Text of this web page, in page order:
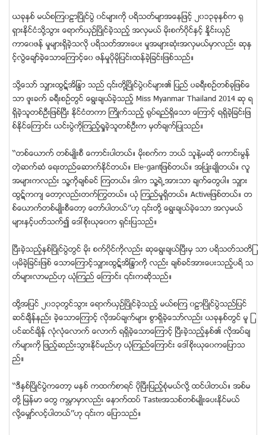
ယခုႏွစ္ မယ္စၾက၀ဠာၿပိဳင္ပြဲ ၀င္မ်ားကို ပရိသတ္မ်ာအေနျဖင့္ ၂၀၁၃ခုႏွစ္က ႐ု
ရွားႏုိင္ငံသုိ႔သြား ေရာက္ယွဥ္ၿပိဳင္ခဲ့သည့္ အလွမယ္ မုိးစက္၀ုိင္ႏွင့္ ႏႈိင္းယွဥ္
ကာေ၀ဖန္ မႈမ်ားရွိခဲ့သလို ပရိသတ္အားေပး မႈအမ်ားဆုံးအလွမယ္မွာလည္း ဆုႏွ
င့္လြဲေခ်ာ္ခဲ့ေသာေၾကာင့္ေ၀ ဖန္မႈပုိမုိျပင္းထန္ခဲ့ျခင္းျဖစ္သည္။
သုိ႔ေသာ္ သွ်ားထြဋ္အိႁႏၵာ သည္ ၎တုိ႔ၿပိဳင္ပြဲ၀င္မ်ား၏ ျပည္ ပခရီးစဥ္တစ္ခုျဖစ္ေ
သာ ဖူးခက္ ခရီးစဥ္တြင္ ေရြးခ်ယ္ခဲ့သည့္ Miss Myanmar Thailand 2014 ဆု ရ
ရွိခဲ့သူတစ္ဦးျဖစ္ၿပီး ႏုိင္ငံတကာ ႀကိဳက္သည့္ ႐ုပ္ရည္ရွိေသာ ေၾကာင့္ ရရွိခဲ့ျခင္းျဖ
စ္ႏုိင္ေၾကာင္း ယင္းပြဲကိုၾကည့္႐ႈခဲ့သူတစ္ဦးက မွတ္ခ်က္ျပဳသည္။
‘‘တစ္ေယာက္ တစ္မ်ဳိးစီ ေကာင္းပါတယ္။ မုိးစက္က ဘယ္ သူနဲ႔မဆုိ ေကာင္းမြန္
တဲ့ဆက္ဆံ ေရးတည္ေဆာက္ႏုိင္တယ္။ Ele-gantျဖစ္တယ္။ အၿပဳံးခ်ဳိတယ္။ လူ
အမ်ားကလည္း သူ႔ကုိခ်စ္ခင္ ၾကတယ္။ ဒါက သူ႔ရဲ႕အားသာ ခ်က္ေတြပါ။ သွ်ား
ထြဋ္ကက် ေတာ့လည္းတက္ႂကြတယ္။ ယုံ ၾကည္မႈရွိတယ္။ Activeျဖစ္တယ္။ တ
စ္ေယာက္တစ္မ်ဳိးစီေတာ့ ေတာ္ပါတယ္’’ဟု ၎တုိ႔ ေရြးခ်ယ္ခဲ့ေသာ အလွမယ္
မ်ားႏွင့္ပတ္သက္၍ ေဒၚစုိးယုေ၀က ရွင္းျပသည္။
ၿပီးခဲ့သည့္ႏွစ္ၿပိဳင္ပြဲတြင္ မုိး စက္၀ုိင္ကုိလည္း ဆုေရြးခ်ယ္ၿပီးမွ သာ ပရိသတ္သတိျ
ပဳမိခဲ့ျခင္းျဖစ္ ေသာေၾကာင့္သွ်ားထြဋ္အိႁႏၵာကို လည္း ခ်စ္ခင္အားေပးသည့္ပရိ သ
တ္မ်ားလာမည္ဟု ယုံၾကည္ ေၾကာင္း ၎ကဆုိသည္။
ထုိ႔အျပင္ ၂၀၁၃တြင္သြား ေရာက္ယွဥ္ၿပိဳင္ခဲ့သည့္ မယ္စၾက ၀ဠာၿပိဳင္ပြဲသည္ျပင္
ဆင္ခ်ိိန္နည္း ခဲ့ေသာေၾကာင့္ လိုအပ္ခ်က္မ်ား စြာရွိခဲ့ေသာ္လည္း ယခုႏွစ္တြင္ မူ ျ
ပင္ဆင္ခ်ိန္ လုံလံုေလာက္ ေလာက္ ရရွိခဲ့ေသာေၾကာင့္ ၿပီးခဲ့သည့္ႏွစ္၏ လိုအပ္ခ်
က္မ်ားကို ျဖည့္ဆည္းသြားႏုိင္မည္ဟု ယုံၾကည္ေၾကာင္း ေဒၚစုိးယုေ၀ကေျပာသ
ည္။
‘‘ဒီႏွစ္ၿပိဳင္ပြဲကေတာ့ မႏွစ္ ကထက္စာရင္ ပုိၿပီးျပည့္စုံမယ္လုိ႔ ထင္ပါတယ္။ အစ္မ
တုိ႔ ျမန္မာ ေတြ ကမၻာမွာလည္း ေနာက္ထပ္ Tasteအသစ္တစ္မ်ဳိးေပးႏုိင္မယ္
လုိ႔ေမွ်ာ္လင့္ပါတယ္’’ဟု ၎က ေျပာသည္။